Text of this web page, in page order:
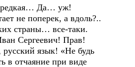
Да… уж!
поперек, а вдоль?..
страны… все-таки.
Сергеевич! Прав!
язык! «Не будь
в отчаяние при виде